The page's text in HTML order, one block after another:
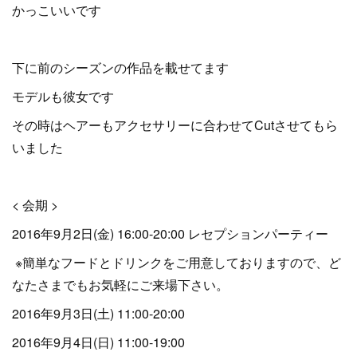
かっこいいです
下に前のシーズンの作品を載せてます
モデルも彼女です
その時はヘアーもアクセサリーに合わせてCutさせてもら
いました
< 会期 >
2016年9月2日(金) 16:00-20:00 レセプションパーティー
※簡単なフードとドリンクをご用意しておりますので、ど
なたさまでもお気軽にご来場下さい。
2016年9月3日(土) 11:00-20:00
2016年9月4日(日) 11:00-19:00